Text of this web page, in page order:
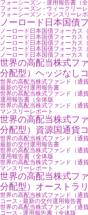
フォーシーズン - 運用報告書（
フォーシーズン - ウィークリー
フォーシーズン - マンスリーレポ
ノーロード日本国債
ノーロード日本国債フォーカス
ノーロード日本国債フォーカス
ノーロード日本国債フォーカス
ノーロード日本国債フォーカス
ノーロード日本国債フォーカス
世界の高配当株式フ
分配型）ヘッジなし
世界の高配当株式ファンド（通
最新の交付運用報告書
世界の高配当株式ファンド（通
運用報告書（全体版
世界の高配当株式ファンド（通
マンスリーレポート
世界の高配当株式フ
分配型）資源国通貨
世界の高配当株式ファンド（通
最新の交付運用報告書
世界の高配当株式ファンド（通
運用報告書（全体版
世界の高配当株式ファンド（通
マンスリーレポート
世界の高配当株式フ
分配型）オーストラ
世界の高配当株式ファンド（通
コース - 最新の交付運用報告書
世界の高配当株式ファンド（通
コース - 運用報告書（全体版